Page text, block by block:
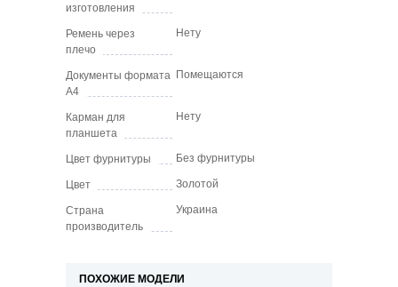
изготовления
Ремень через
плечо
Нету
Документы формата
А4
Помещаются
Карман для
планшета
Нету
Цвет фурнитуры Без фурнитуры
Цвет Золотой
Страна
производитель
Украина
ПОХОЖИЕ МОДЕЛИ